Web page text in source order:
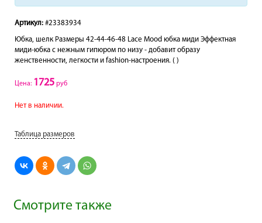
Артикул: #23383934
Юбка, шелк Размеры 42-44-46-48 Lace Mood юбка миди Эффектная
миди-юбка с нежным гипюром по низу - добавит образу
женственности, легкости и fashion-настроения. ( )
Цена: 1725 руб
Нет в наличии.
Таблица размеров
Смотрите также